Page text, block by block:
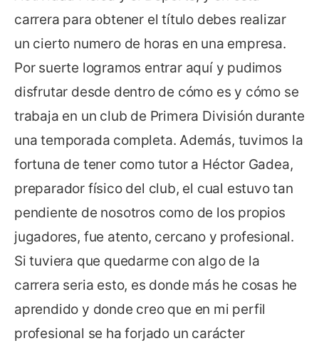
carrera para obtener el título debes realizar
un cierto numero de horas en una empresa.
Por suerte logramos entrar aquí y pudimos
disfrutar desde dentro de cómo es y cómo se
trabaja en un club de Primera División durante
una temporada completa. Además, tuvimos la
fortuna de tener como tutor a Héctor Gadea,
preparador físico del club, el cual estuvo tan
pendiente de nosotros como de los propios
jugadores, fue atento, cercano y profesional.
Si tuviera que quedarme con algo de la
carrera seria esto, es donde más he cosas he
aprendido y donde creo que en mi perfil
profesional se ha forjado un carácter